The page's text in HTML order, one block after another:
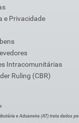
e Privacidade
Intracomunitárias
Ruling (CBR)
e Aduaneira (AT) trata dados